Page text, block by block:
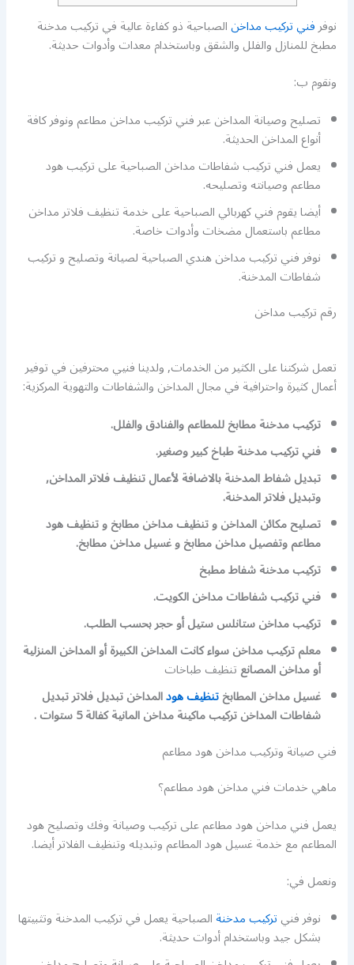
نوفرفني تركيب مداخنالصباحية ذو كفاءة عالية في تركيب مدخنة
مطبخ للمنازل والفلل والشقق وباستخدام معدات وأدوات حديثة.
ونقوم ب:
تصليح وصيانة المداخن عبر فني تركيب مداخن مطاعم ونوفر كافة
أنواع المداخن الحديثة.
يعمل فني تركيب شفاطات مداخن الصباحية على تركيب هود
مطاعم وصيانته وتصليحه.
أيضا يقوم فني كهربائي الصباحية على خدمة تنظيف فلاتر مداخن
مطاعم باستعمال مضخات وأدوات خاصة.
نوفر فني تركيب مداخن هندي الصباحية لصيانة وتصليح و تركيب
شفاطات المدخنة.
رقم تركيب مداخن
تعمل شركتنا على الكثير من الخدمات, ولدينا فنيي محترفين في توفير
أعمال كثيرة واحترافية في مجال المداخن والشفاطات والتهوية المركزية:
تركيب مدخنة مطابخ للمطاعم والفنادق والفلل.
فني تركيب مدخنة طباخ كبير وصغير.
تبديل شفاط المدخنة بالاضافة لأعمال تنظيف فلاتر المداخن,
وتبديل فلاتر المدخنة.
تصليح مكائن المداخن و تنظيف مداخن مطابخ و تنظيف هود
مطاعم وتفصيل مداخن مطابخ و غسيل مداخن مطابخ.
تركيب مدخنة شفاط مطبخ
فني تركيب شفاطات مداخن الكويت.
تركيب مداخن ستانلس ستيل أو حجر بحسب الطلب.
معلم تركيب مداخن سواء كانت المداخن الكبيرة أو المداخن المنزلية
أو مداخن المصانعتنظيف طباخات
غسيل مداخن المطابختنظيف هودالمداخن تبديل فلاتر تبديل
شفاطات المداخن تركيب ماكينة مداخن المانية كفالة 5 ستوات .
فني صيانة وتركيب مداخن هود مطاعم
ماهي خدمات فني مداخن هود مطاعم؟
يعمل فني مداخن هود مطاعم على تركيب وصيانة وفك وتصليح هود
المطاعم مع خدمة غسيل هود المطاعم وتبديله وتنظيف الفلاتر أيضا.
ونعمل في:
نوفر فنيتركيب مدخنةالصباحية يعمل في تركيب المدخنة وتثبيتها
بشكل جيد وباستخدام أدوات حديثة.